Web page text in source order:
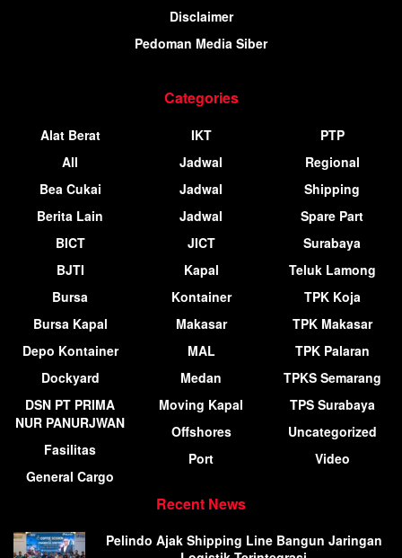
Disclaimer
Pedoman Media Siber
Categories
Alat Berat
All
Bea Cukai
Berita Lain
BICT
BJTI
Bursa
Bursa Kapal
Depo Kontainer
Dockyard
DSN PT PRIMA
NUR PANURJWAN
Fasilitas
General Cargo
IKT
Jadwal
Jadwal
Jadwal
JICT
Kapal
Kontainer
Makasar
MAL
Medan
Moving Kapal
Offshores
Port
PTP
Regional
Shipping
Spare Part
Surabaya
Teluk Lamong
TPK Koja
TPK Makasar
TPK Palaran
TPKS Semarang
TPS Surabaya
Uncategorized
Video
Recent News
Pelindo Ajak Shipping Line Bangun Jaringan